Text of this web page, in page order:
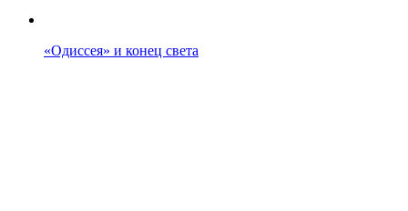
«Одиссея» и конец света